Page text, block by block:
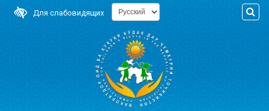
Для слабовидящих